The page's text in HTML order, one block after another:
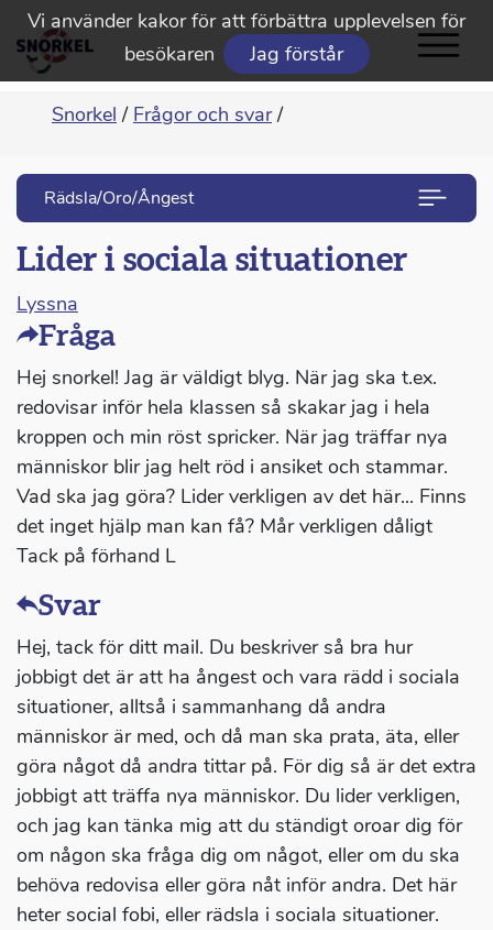
Vi använder kakor för att förbättra upplevelsen för
besökaren
Jag förstår
Snorkel / Frågor och svar /
Rädsla/Oro/Ångest
Lider i sociala situationer
Lyssna
Fråga
Hej snorkel! Jag är väldigt blyg. När jag ska t.ex.
redovisar inför hela klassen så skakar jag i hela
kroppen och min röst spricker. När jag träffar nya
människor blir jag helt röd i ansiket och stammar.
Vad ska jag göra? Lider verkligen av det här... Finns
det inget hjälp man kan få? Mår verkligen dåligt
Tack på förhand L
Svar
Hej, tack för ditt mail. Du beskriver så bra hur
jobbigt det är att ha ångest och vara rädd i sociala
situationer, alltså i sammanhang då andra
människor är med, och då man ska prata, äta, eller
göra något då andra tittar på. För dig så är det extra
jobbigt att träffa nya människor. Du lider verkligen,
och jag kan tänka mig att du ständigt oroar dig för
om någon ska fråga dig om något, eller om du ska
behöva redovisa eller göra nåt inför andra. Det här
heter social fobi, eller rädsla i sociala situationer.